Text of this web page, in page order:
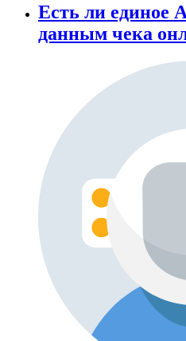
Есть ли единое
данным чека